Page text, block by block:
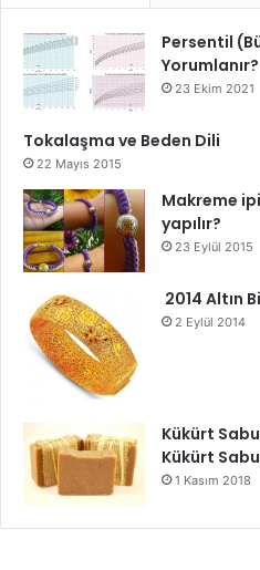
Persentil
Yorumlanır?
23 Ekim 2021
Tokalaşma ve Beden Dili
22 Mayıs 2015
Makreme
yapılır?
23 Eylül 2015
2014 Altın
2 Eylül 2014
Kükürt
Kükürt
1 Kasım 2018